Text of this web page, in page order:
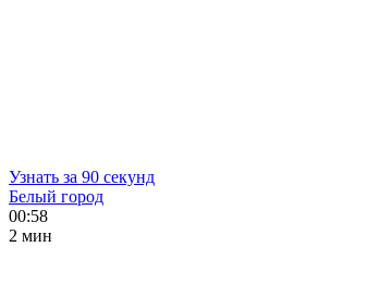
Узнать за 90 секунд
Белый город
00:58
2 мин